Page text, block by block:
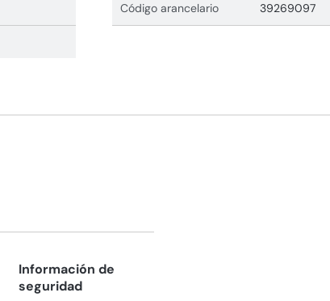
Código arancelario 39269097
Información de
seguridad